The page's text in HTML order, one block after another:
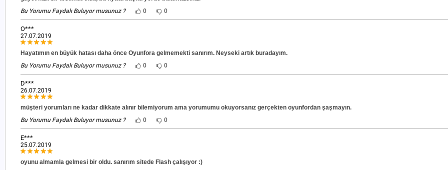
Bu Yorumu Faydalı Buluyor musunuz ?
0 0
O***
27.07.2019
Hayatımın en büyük hatası daha önce Oyunfora gelmemekti sanırım. Neyseki artık buradayım.
Bu Yorumu Faydalı Buluyor musunuz ?
0 0
D***
26.07.2019
müşteri yorumları ne kadar dikkate alınır bilemiyorum ama yorumumu okuyorsanız gerçekten oyunfordan şaşmayın.
Bu Yorumu Faydalı Buluyor musunuz ?
0 0
E***
25.07.2019
oyunu almamla gelmesi bir oldu. sanırım sitede Flash çalışıyor :)